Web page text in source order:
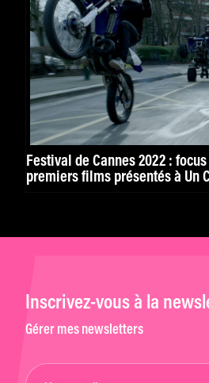
Festival de Cannes 2022 :
premiers films présentés à Un
Inscrivez-vous à la
Gérer mes newsletters